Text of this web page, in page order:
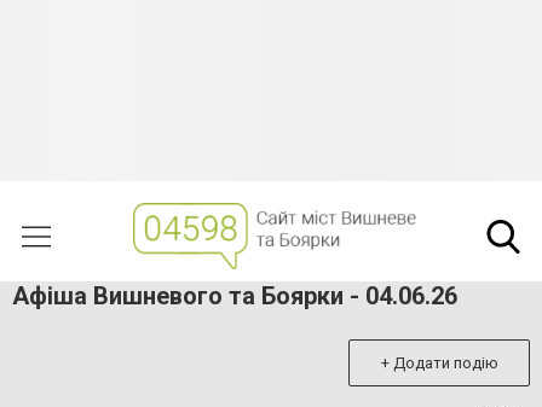
Афіша Вишневого та Боярки - 04.06.26
+ Додати подію